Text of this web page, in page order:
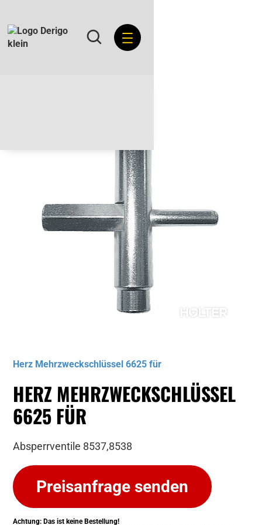
Herz Mehrzweckschlüssel 6625 für
HERZ MEHRZWECKSCHLÜSSEL
6625 FÜR
Absperrventile 8537,8538
Preisanfrage senden
Achtung: Das ist keine Bestellung!